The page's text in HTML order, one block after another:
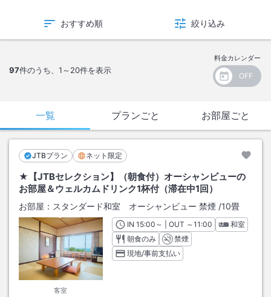
おすすめ順 絞り込み
97件のうち、 1～20件を表示
料金カレンダー
一覧 プランごと お部屋ごと
JTBプラン ネット限定
★【JTBセレクション】（朝食付）オーシャンビューの
お部屋＆ウェルカムドリンク1杯付（滞在中1回）
お部屋： スタンダード和室 オーシャンビュー 禁煙 /10畳
客室
INチェックイン
15:00 ～ | OUT チェックアウト
～11:00
和室
朝食のみ
禁煙
現地/事前支払い